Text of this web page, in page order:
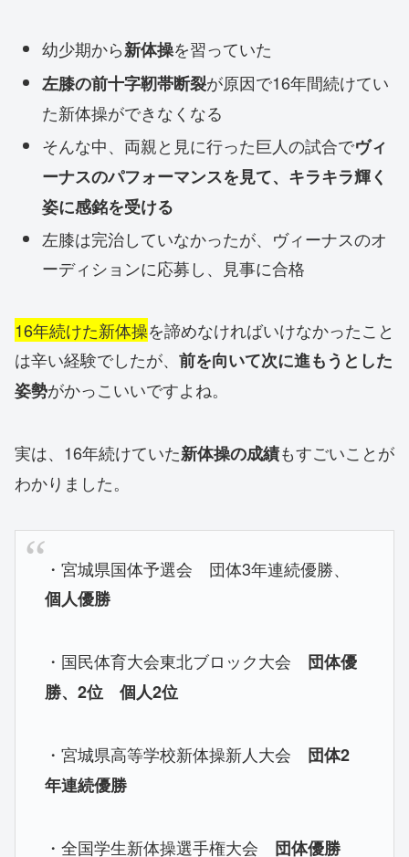
幼少期から新体操を習っていた
左膝の前十字靭帯断裂が原因で16年間続けてい
た新体操ができなくなる
そんな中、両親と見に行った巨人の試合でヴィ
ーナスのパフォーマンスを見て、キラキラ輝く
姿に感銘を受ける
左膝は完治していなかったが、ヴィーナスのオ
ーディションに応募し、見事に合格
16年続けた新体操を諦めなければいけなかったこと
は辛い経験でしたが、 前を向いて次に進もうとした
姿勢がかっこいいですよね。
実は、16年続けていた新体操の成績もすごいことが
わかりました。
・宮城県国体予選会 団体3年連続優勝、
個人優勝
・国民体育大会東北ブロック大会 団体優
勝、2位 個人2位
・宮城県高等学校新体操新人大会 団体2
年連続優勝
・全国学生新体操選手権大会 団体優勝